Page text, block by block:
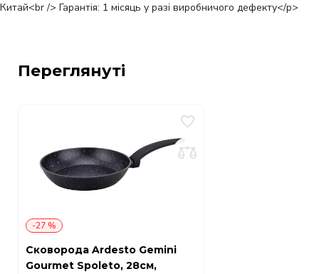
Китай<br /> Гарантія: 1 місяць у разі виробничого дефекту</p>
Переглянуті
-27 %
Сковорода Ardesto Gemini
Gourmet Spoleto, 28см,